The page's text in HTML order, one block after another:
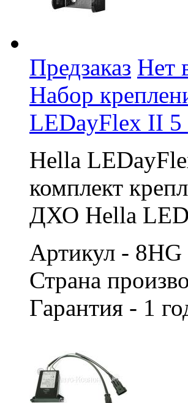
Предзаказ Нет
Набор
LEDayFlex II 5
Hella
комплект
ДХО Hella
Артикул -
Страна
Гарантия - 1